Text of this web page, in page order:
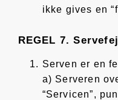
ikke gives en
REGEL 7.
Serven er en
a) Serveren
“Servicen”,